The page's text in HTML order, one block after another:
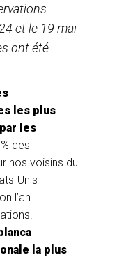
et le 19 mai
ont été
les plus
les
des
nos voisins du
Unis
l’an
la plus